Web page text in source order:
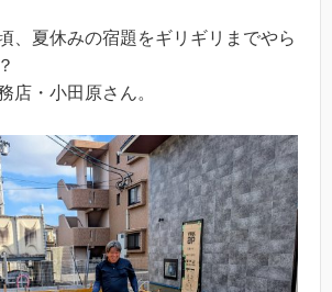
、夏休みの宿題をギリギリまでやら
店・小田原さん。